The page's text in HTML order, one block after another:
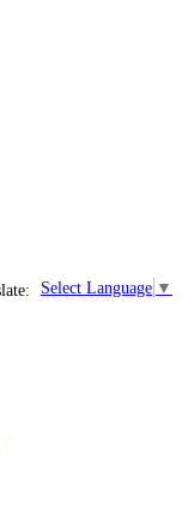
Select Language ▼